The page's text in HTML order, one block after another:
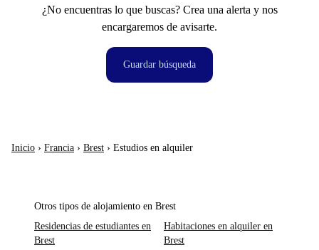
¿No encuentras lo que buscas? Crea una alerta y nos
encargaremos de avisarte.
Guardar búsqueda
Inicio › Francia › Brest › Estudios en alquiler
Otros tipos de alojamiento en Brest
Residencias de estudiantes en
Brest
Habitaciones en alquiler en
Brest